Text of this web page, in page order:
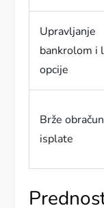
Upravljanje
bankrolom i
opcije
Brže
isplate